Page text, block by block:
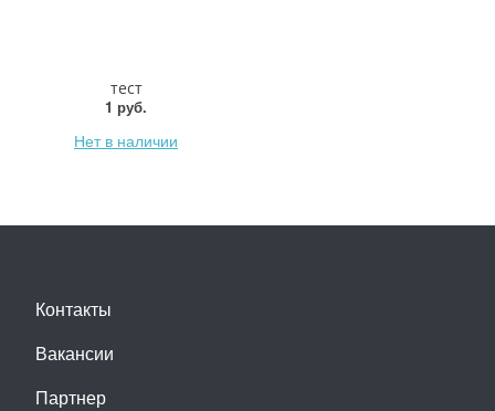
тест
1 руб.
Нет в наличии
Контакты
Вакансии
Партнер